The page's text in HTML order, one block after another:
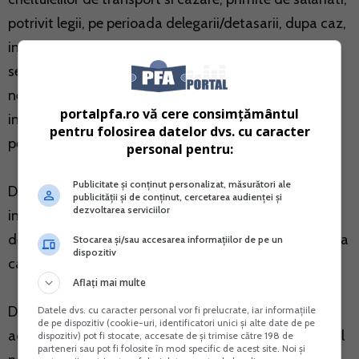
potrivit legii, pe perioada delegarii/detasarii, dupa caz,
in alta localitate, in tara si in strainatate, in interesul
serviciului, pentru partea care nu depaseste plafonul
neimpozabil de 2,5 ori nivelul legal stabilit pentru
indemnizatie, prin hotarare a Guvernului pentru
personalul autoritatilor si institutiilor publice stabilit.
Dat fiind faptul ca dvs doriti sa acordati o
indemnizatie (diurna) pentru soferii care nu se
deplaseaza din localitate, aceasta trebuie interpretata
ca si cheltuiala nedeductibila.
De asemenea, in ceea ce priveste impozitul pe venit,
aceasta cheltuiala (diurna), este asimilata, din punctul
portalpfa.ro vă cere consimțământul
pentru folosirea datelor dvs. cu caracter
personal pentru:
Publicitate și conținut personalizat, măsurători ale
publicității și de conținut, cercetarea audienței și
dezvoltarea serviciilor
Stocarea și/sau accesarea informațiilor de pe un
dispozitiv
Aflați mai multe
Datele dvs. cu caracter personal vor fi prelucrate, iar informațiile
de pe dispozitiv (cookie-uri, identificatori unici și alte date de pe
dispozitiv) pot fi stocate, accesate de și trimise către 198 de
parteneri sau pot fi folosite în mod specific de acest site. Noi și